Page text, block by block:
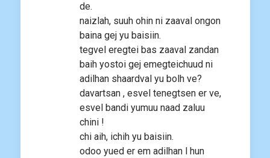
de.
naizlah, suuh ohin ni zaaval ongon
baina gej yu baisiin.
tegvel eregtei bas zaaval zandan
baih yostoi gej emegteichuud ni
adilhan shaardval yu bolh ve?
davartsan , esvel tenegtsen er ve,
esvel bandi yumuu naad zaluu
chini !
chi aih, ichih yu baisiin.
odoo yued er em adilhan l hun